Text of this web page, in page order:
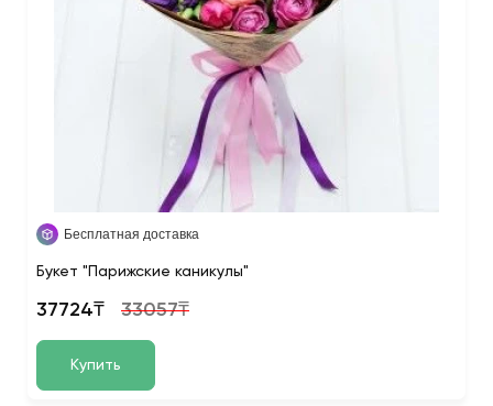
Бесплатная доставка
Букет "Парижские каникулы"
37724₸ 33057₸
Купить